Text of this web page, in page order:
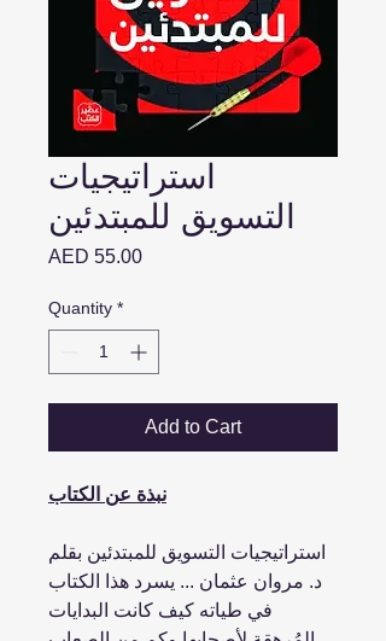
استراتيجيات
التسويق للمبتدئين
AED 55.00Price
Quantity *
Add to Cart
نبذة عن الكتاب
استراتيجيات التسويق للمبتدئين بقلم
د. مروان عثمان ... يسرد هذا الكتاب
في طياته كيف كانت البدايات